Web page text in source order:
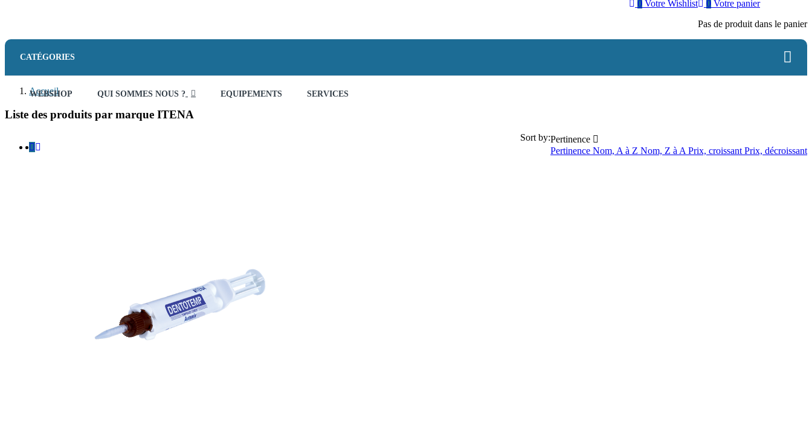
0 Votre panier
Pas de produit dans le panier
0 Votre Wishlist
CATÉGORIES
WEBSHOP QUI SOMMES NOUS ? EQUIPEMENTS SERVICES
Accueil
Liste des produits par marque ITENA
Pertinence 
Pertinence Nom, A à Z Nom, Z à APrix, croissantPrix, décroissant
Sort by: